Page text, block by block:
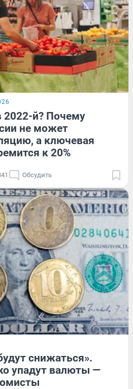
й? Почему
не может
а ключевая
к 20%
Обсудить
снижаться».
упадут валюты —